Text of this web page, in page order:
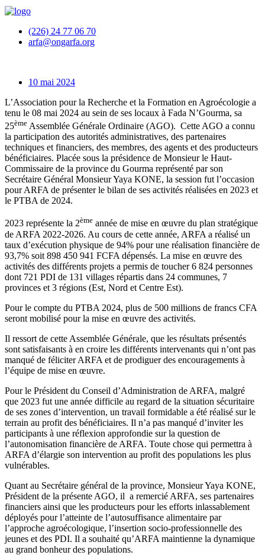
(226) 24 77 06 70
arfa@ongarfa.org
10 mai 2024
L’Association pour la Recherche et la Formation en Agroécologie a
tenu le 08 mai 2024 au sein de ses locaux à Fada N’Gourma, sa
25ème Assemblée Générale Ordinaire (AGO). Cette AGO a connu
la participation des autorités administratives, des partenaires
techniques et financiers, des membres, des agents et des producteurs
bénéficiaires. Placée sous la présidence de Monsieur le Haut-
Commissaire de la province du Gourma représenté par son
Secrétaire Général Monsieur Yaya KONE, la session fut l’occasion
pour ARFA de présenter le bilan de ses activités réalisées en 2023 et
le PTBA de 2024.
2023 représente la 2ème année de mise en œuvre du plan stratégique
de ARFA 2022-2026. Au cours de cette année, ARFA a réalisé un
taux d’exécution physique de 94% pour une réalisation financière de
93,7% soit 898 450 941 FCFA dépensés. La mise en œuvre des
activités des différents projets a permis de toucher 6 824 personnes
dont 721 PDI de 131 villages répartis dans 24 communes, 7
provinces et 3 régions (Est, Nord et Centre Est).
Pour le compte du PTBA 2024, plus de 500 millions de francs CFA
seront mobilisé pour la mise en œuvre des activités.
Il ressort de cette Assemblée Générale, que les résultats présentés
sont satisfaisants à en croire les différents intervenants qui n’ont pas
manqué de féliciter ARFA et de prodiguer des encouragements à
l’équipe de mise en œuvre.
Pour le Président du Conseil d’Administration de ARFA, malgré
que 2023 fut une année difficile au regard de la situation sécuritaire
de ses zones d’intervention, un travail formidable a été réalisé sur le
terrain au profit des bénéficiaires. Il n’a pas manqué d’inviter les
participants à une réflexion approfondie sur la question de
l’autonomisation financière de ARFA. Toute chose qui permettra à
ARFA d’élargie son intervention au profit des populations les plus
vulnérables.
Quant au Secrétaire général de la province, Monsieur Yaya KONE,
Président de la présente AGO, il a remercié ARFA, ses partenaires
financiers ainsi que les producteurs pour les efforts inlassablement
déployés pour l’atteinte de l’autosuffisance alimentaire par
l’approche agroécologique, l’insertion socio-professionnelle des
jeunes et des PDI. Il a souhaité qu’ARFA maintienne la dynamique
au grand bonheur des populations.